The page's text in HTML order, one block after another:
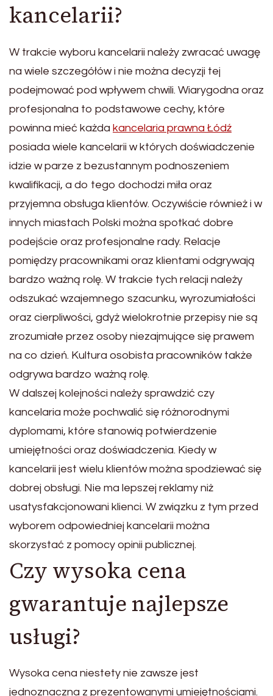
kancelarii?
W trakcie wyboru kancelarii należy zwracać uwagę
na wiele szczegółów i nie można decyzji tej
podejmować pod wpływem chwili. Wiarygodna oraz
profesjonalna to podstawowe cechy, które
powinna mieć każda kancelaria prawna Łódź
posiada wiele kancelarii w których doświadczenie
idzie w parze z bezustannym podnoszeniem
kwalifikacji, a do tego dochodzi miła oraz
przyjemna obsługa klientów. Oczywiście również i w
innych miastach Polski można spotkać dobre
podejście oraz profesjonalne rady. Relacje
pomiędzy pracownikami oraz klientami odgrywają
bardzo ważną rolę. W trakcie tych relacji należy
odszukać wzajemnego szacunku, wyrozumiałości
oraz cierpliwości, gdyż wielokrotnie przepisy nie są
zrozumiałe przez osoby niezajmujące się prawem
na co dzień. Kultura osobista pracowników także
odgrywa bardzo ważną rolę.
W dalszej kolejności należy sprawdzić czy
kancelaria może pochwalić się różnorodnymi
dyplomami, które stanowią potwierdzenie
umiejętności oraz doświadczenia. Kiedy w
kancelarii jest wielu klientów można spodziewać się
dobrej obsługi. Nie ma lepszej reklamy niż
usatysfakcjonowani klienci. W związku z tym przed
wyborem odpowiedniej kancelarii można
skorzystać z pomocy opinii publicznej.
Czy wysoka cena
gwarantuje najlepsze
usługi?
Wysoka cena niestety nie zawsze jest
jednoznaczna z prezentowanymi umiejętnościami.